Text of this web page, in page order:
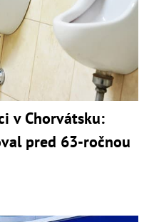
v Chorvátsku:
pred 63-ročnou